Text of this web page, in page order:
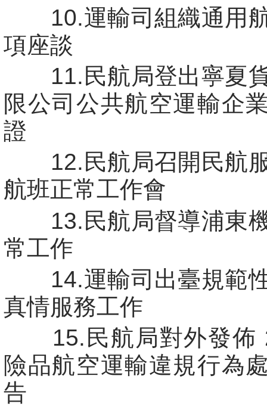
10.運輸司組織通用
項座談
11.民航局登出寧夏
限公司公共航空運輸企
證
12.民航局召開民航
航班正常工作會
13.民航局督導浦東
常工作
14.運輸司出臺規範
真情服務工作
15.民航局對外發佈
險品航空運輸違規行為
告